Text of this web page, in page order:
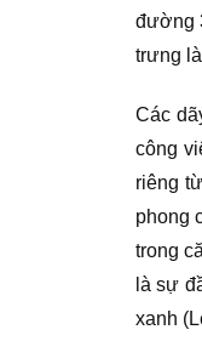
đường
trưng
Các
công
riêng
phong
trong
là sự
xanh